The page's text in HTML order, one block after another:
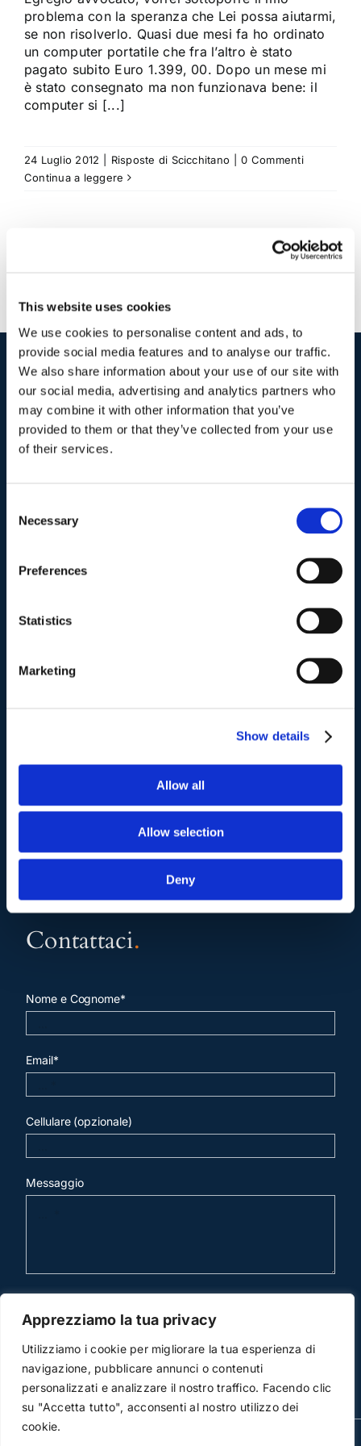
This website uses cookies
We use cookies to personalise content and ads, to
provide social media features and to analyse our traffic.
We also share information about your use of our site with
our social media, advertising and analytics partners who
may combine it with other information that you’ve
provided to them or that they’ve collected from your use
of their services.
Selection
Necessary
Preferences
Statistics
Marketing
Show details
Allow all
Allow selection
Deny
Apprezziamo la tua privacy
Utilizziamo i cookie per migliorare la tua esperienza di
navigazione, pubblicare annunci o contenuti
personalizzati e analizzare il nostro traffico. Facendo clic
su "Accetta tutto", acconsenti al nostro utilizzo dei
cookie.
problema con la speranza che Lei possa aiutarmi,
se non risolverlo. Quasi due mesi fa ho ordinato
un computer portatile che fra l’altro è stato
pagato subito Euro 1.399, 00. Dopo un mese mi
è stato consegnato ma non funzionava bene: il
computer si [...]
24 Luglio 2012 Risposte di Scicchitano
0 Commenti
Continua a leggere
I nostri contatti.
Indirizzo postale unificato
Tel:(+39) 06.3723102
info@studiolegalescicchitano.it
sergioscicchitano@ordineavvocatiroma.org
Contattaci.
Nome e Cognome*
Email*
Cellulare (opzionale)
Messaggio
invia mail